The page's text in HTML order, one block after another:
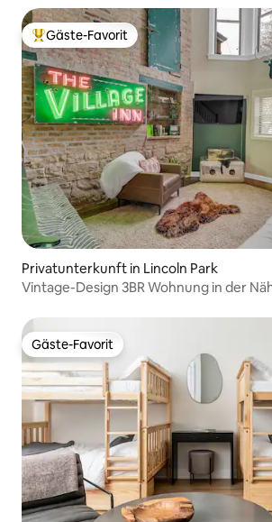
Beliebter Gäste-Favorit.
Gäste-Favorit
Privatunterkunft in Lincoln Park
Vintage-Design 3BR Wohnung in der
Gäste-Favorit
Gäste-Favorit